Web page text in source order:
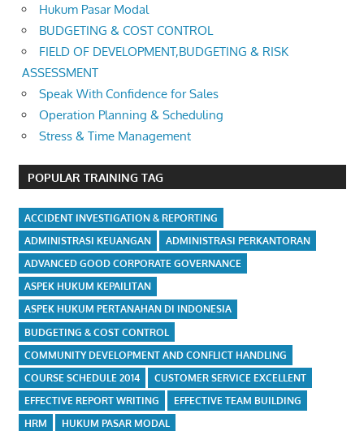
Hukum Pasar Modal
BUDGETING & COST CONTROL
FIELD OF DEVELOPMENT,BUDGETING & RISK
ASSESSMENT
Speak With Confidence for Sales
Operation Planning & Scheduling
Stress & Time Management
POPULAR TRAINING TAG
ACCIDENT INVESTIGATION & REPORTING
ADMINISTRASI KEUANGAN
ADMINISTRASI PERKANTORAN
ADVANCED GOOD CORPORATE GOVERNANCE
ASPEK HUKUM KEPAILITAN
ASPEK HUKUM PERTANAHAN DI INDONESIA
BUDGETING & COST CONTROL
COMMUNITY DEVELOPMENT AND CONFLICT HANDLING
COURSE SCHEDULE 2014
CUSTOMER SERVICE EXCELLENT
EFFECTIVE REPORT WRITING
EFFECTIVE TEAM BUILDING
HRM
HUKUM PASAR MODAL